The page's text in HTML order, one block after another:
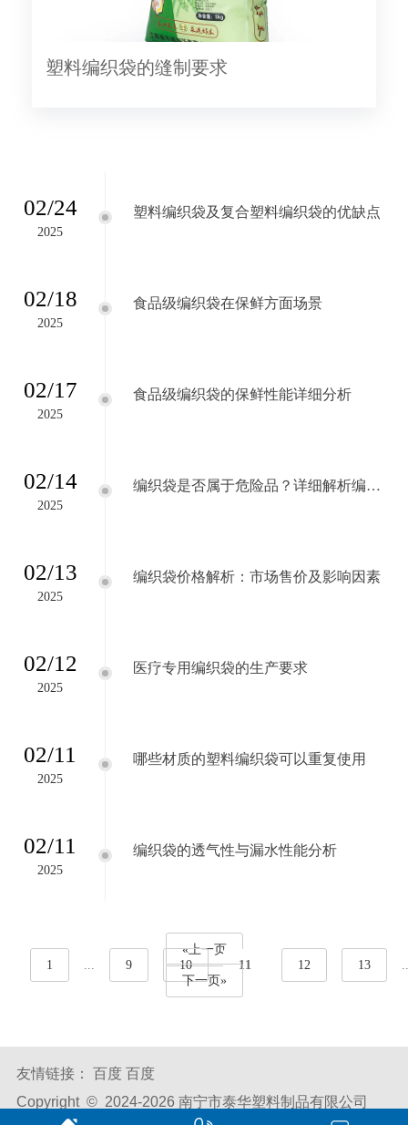
塑料编织袋的缝制要求
02/24
2025
塑料编织袋及复合塑料编织袋的优缺点
02/18
2025
食品级编织袋在保鲜方面场景
02/17
2025
食品级编织袋的保鲜性能详细分析
02/14
2025
编织袋是否属于危险品？详细解析编织
02/13
2025
编织袋价格解析：市场售价及影响因素
02/12
2025
医疗专用编织袋的生产要求
02/11
2025
哪些材质的塑料编织袋可以重复使用
02/11
2025
编织袋的透气性与漏水性能分析
«上一页
1
... 9 10 11 12 13
下一页»
友情链接： 百度 百度
Copyright © 2024-2026 南宁市泰华塑料制品有限公司
All Rights Reserved.
备案号： 桂ICP备2024024278号-1